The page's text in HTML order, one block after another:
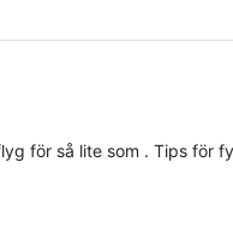
för så lite som . Tips för